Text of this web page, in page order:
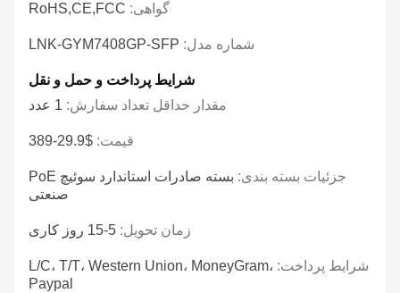
گواهی: RoHS,CE,FCC
شماره مدل: LNK-GYM7408GP-SFP
شرایط پرداخت و حمل و نقل
مقدار حداقل تعداد سفارش: 1 عدد
قیمت: $29.9-389
جزئیات بسته بندی:
بسته صادرات استاندارد سوئیچ PoE
صنعتی
زمان تحویل: 5-15 روز کاری
شرایط پرداخت: L/C، T/T، Western Union، MoneyGram،
Paypal